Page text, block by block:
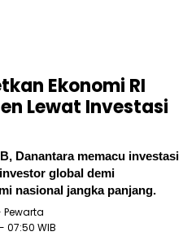
Ekonomi RI
Lewat Investasi
Danantara memacu investasi
global demi
nasional jangka panjang.
Pewarta
- 07:50 WIB